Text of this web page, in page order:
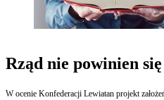
Rząd nie powinien
W ocenie Konfederacji Lewiatan projekt założeń do nowej ordynacji podatkowej nie jest tym, czym rząd może się już pochwalić. Co prawda, założenia już rzeczywiście są, ale nie stanowią